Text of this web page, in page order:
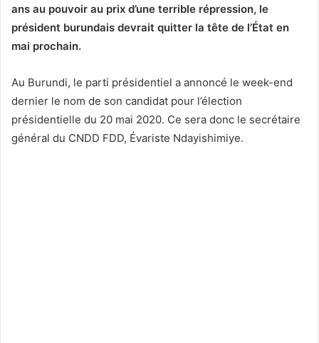
ans au pouvoir au prix d’une terrible répression, le
président burundais devrait quitter la tête de l’État en
mai prochain.
Au Burundi, le parti présidentiel a annoncé le week-end
dernier le nom de son candidat pour l’élection
présidentielle du 20 mai 2020. Ce sera donc le secrétaire
général du CNDD FDD, Évariste Ndayishimiye.